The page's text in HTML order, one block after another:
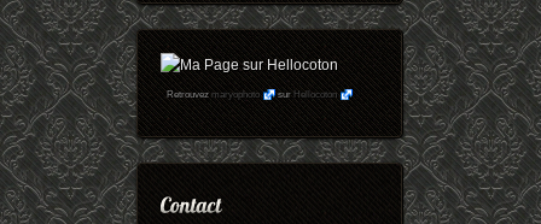
Retrouvezmaryophoto surHellocoton